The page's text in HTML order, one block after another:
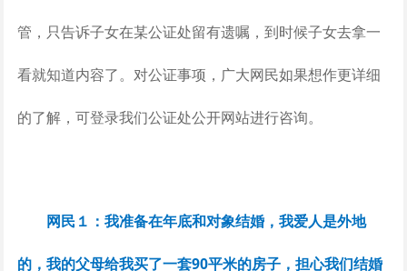
管，只告诉子女在某公证处留有遗嘱，到时候子女去拿一
看就知道内容了。对公证事项，广大网民如果想作更详细
的了解，可登录我们公证处公开网站进行咨询。
网民１：我准备在年底和对象结婚，我爱人是外地
的，我的父母给我买了一套90平米的房子，担心我们结婚